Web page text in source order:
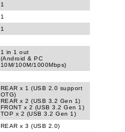
1
1
1
1 in 1 out
(Android & PC
10M/100M/1000Mbps)
REAR x 1 (USB 2.0 support
OTG)
REAR x 2 (USB 3.2 Gen 1)
FRONT x 2 (USB 3.2 Gen 1)
TOP x 2 (USB 3.2 Gen 1)
REAR x 3 (USB 2.0)